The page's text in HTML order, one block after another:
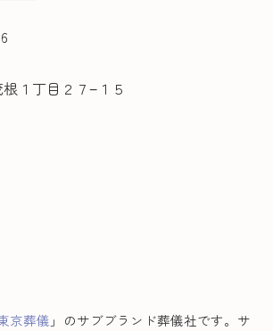
１丁目２７−１５
京葬儀 」のサブブランド葬儀社です。サ